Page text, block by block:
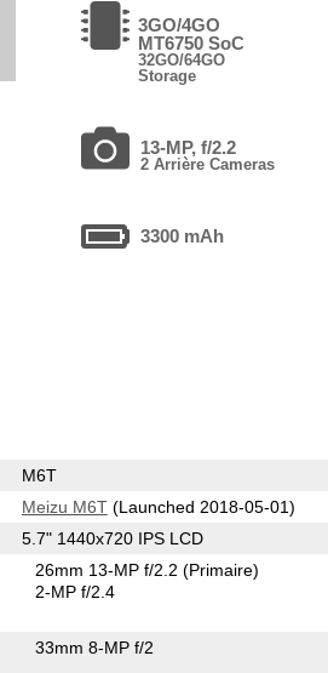
3GO/4GO
MT6750 SoC
32GO/64GO
Storage
13-MP, f/2.2
2 Arrière Cameras
3300 mAh
M6T
Meizu M6T(Launched 2018-05-01)
5.7" 1440x720 IPS LCD
26mm 13-MP f/2.2(Primaire)
2-MP f/2.4
33mm 8-MP f/2